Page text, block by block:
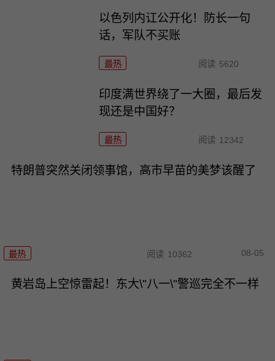
以色列内讧公开化！防长一句
话，军队不买账
最热 阅读 5620
印度满世界绕了一大圈，最后发
现还是中国好？
最热 阅读 12342
特朗普突然关闭领事馆，高市早苗的美梦该醒了
最热 阅读 10362 08-05
黄岩岛上空惊雷起！东大\"八一\"警巡完全不一样